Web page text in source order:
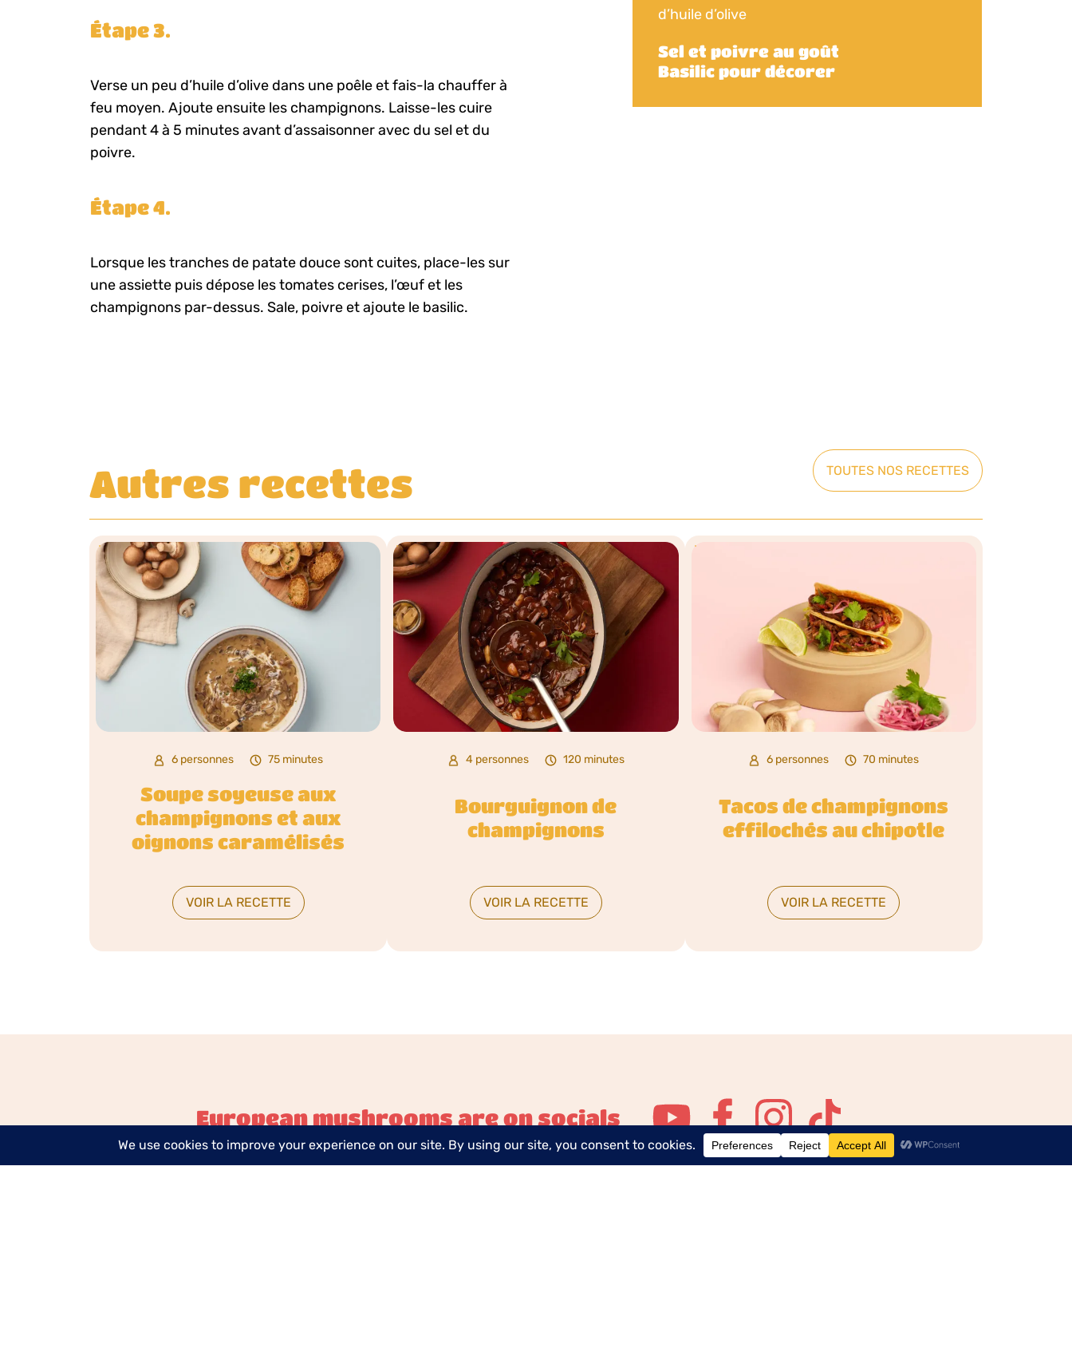
Étape 3.
Verse un peu d’huile d’olive dans une poêle et fais-la chauffer à
feu moyen. Ajoute ensuite les champignons. Laisse-les cuire
pendant 4 à 5 minutes avant d’assaisonner avec du sel et du
poivre.
Étape 4.
Lorsque les tranches de patate douce sont cuites, place-les sur
une assiette puis dépose les tomates cerises, l’œuf et les
champignons par-dessus. Sale, poivre et ajoute le basilic.
d’huile d’olive
Sel et poivre au goût
Basilic pour décorer
Autres recettes TOUTES NOS RECETTES
6 personnes 75 minutes
Soupe soyeuse aux
champignons et aux
oignons caramélisés
VOIR LA RECETTE
4 personnes 120 minutes
Bourguignon de
champignons
VOIR LA RECETTE
6 personnes 70 minutes
Tacos de champignons
effilochés au chipotle
VOIR LA RECETTE
European mushrooms are on socials